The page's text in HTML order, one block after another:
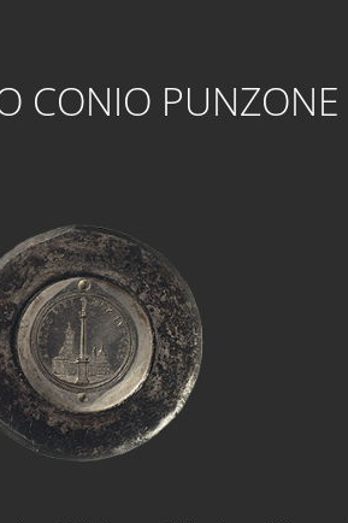
CONIO PUNZONE